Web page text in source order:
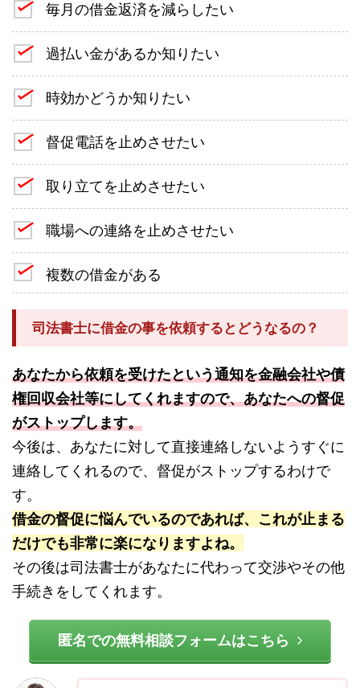
毎月の借金返済を減らしたい
過払い金があるか知りたい
時効かどうか知りたい
督促電話を止めさせたい
取り立てを止めさせたい
職場への連絡を止めさせたい
複数の借金がある
司法書士に借金の事を依頼するとどうなるの？
あなたから依頼を受けたという通知を金融会社や債
権回収会社等にしてくれますので、あなたへの督促
がストップします。
今後は、あなたに対して直接連絡しないようすぐに
連絡してくれるので、督促がストップするわけで
す。
借金の督促に悩んでいるのであれば、これが止まる
だけでも非常に楽になりますよね。
その後は司法書士があなたに代わって交渉やその他
手続きをしてくれます。
匿名での無料相談フォームはこちら